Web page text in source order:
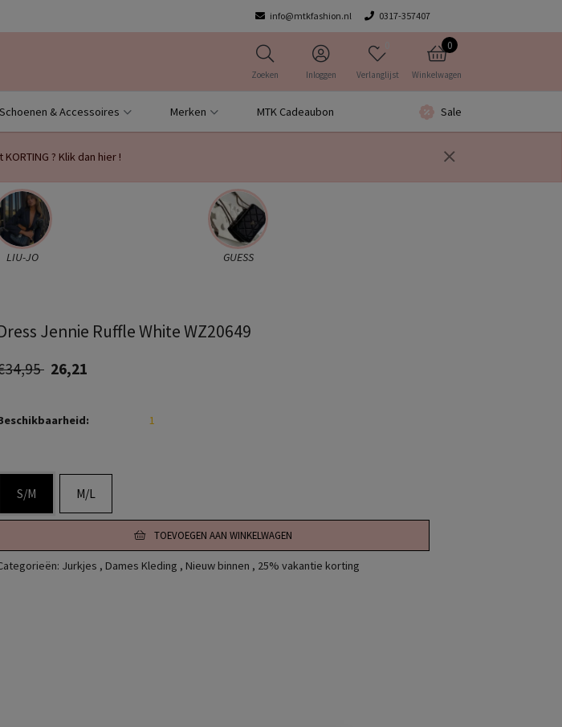
info@mtkfashion.nl 0317-357407
Zoeken Inloggen Verlanglijst
0
Winkelwagen
Schoenen & Accessoires Merken MTK Cadeaubon Sale
? Klik dan hier !
LIU-JO GUESS
Jennie Ruffle White WZ20649
26,21
1
S/M M/L
TOEVOEGEN AAN WINKELWAGEN
Jurkjes , Dames Kleding , Nieuw binnen , 25% vakantie korting